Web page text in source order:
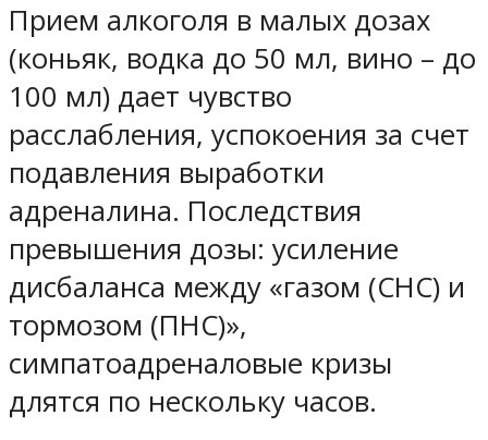
Прием алкоголя в малых дозах
(коньяк, водка до 50 мл, вино – до
100 мл) дает чувство
расслабления, успокоения за счет
подавления выработки
адреналина. Последствия
превышения дозы: усиление
дисбаланса между «газом (СНС) и
тормозом (ПНС)»,
симпатоадреналовые кризы
длятся по нескольку часов.